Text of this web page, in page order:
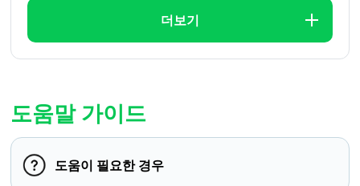
더보기
도움말 가이드
도움이 필요한 경우